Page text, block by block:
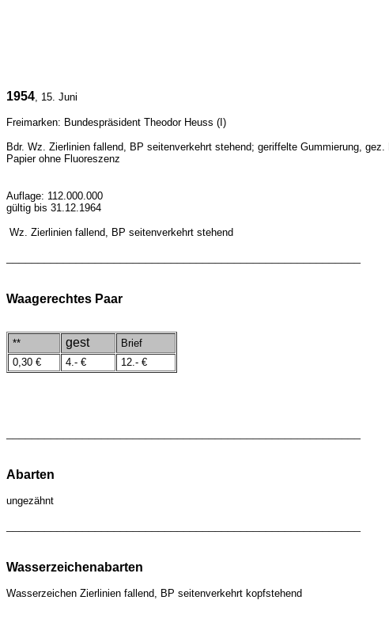
1954, 15. Juni
Freimarken: Bundespräsident Theodor Heuss (I)
Bdr. Wz. Zierlinien fallend, BP seitenverkehrt stehend; geriffelte Gummierung, gez.
Papier ohne Fluoreszenz
Auflage: 112.000.000
gültig bis 31.12.1964
Wz. Zierlinien fallend, BP seitenverkehrt stehend
Waagerechtes Paar
** gest
Brief
0,30 €
4.- € 12.- €
Abarten
ungezähnt
Wasserzeichenabarten
Wasserzeichen Zierlinien fallend, BP seitenverkehrt kopfstehend